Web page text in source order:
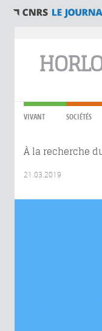
VIVANT SOCIÉTÉS
À la recherche
21.03.2019